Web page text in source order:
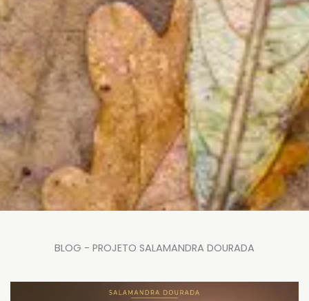
BLOG - PROJETO SALAMANDRA DOURADA